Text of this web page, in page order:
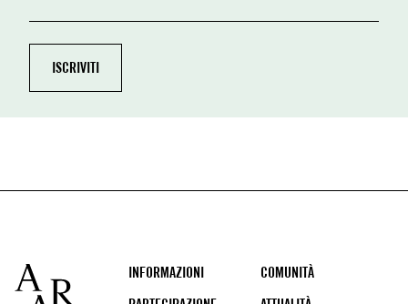
Footer
INFORMAZIONI
COMUNITÀ